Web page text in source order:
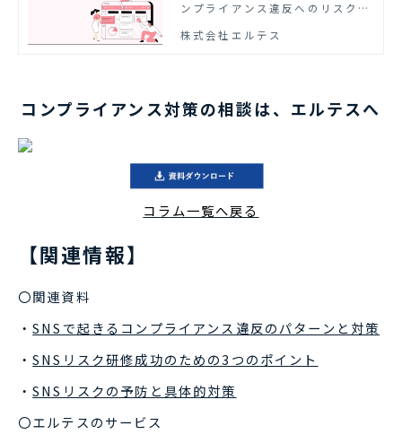
ンプライアンス違反へのリスク対
ンプライアンス対策の一助となる
用ください。
株式会社エルテス
コンプライアンス対策の相談は、エルテスへ
コラム一覧へ戻る
【関連情報】
〇関連資料
・SNSで起きるコンプライアンス違反のパターンと対策
・SNSリスク研修成功のための3つのポイント
・SNSリスクの予防と具体的対策
〇エルテスのサービス